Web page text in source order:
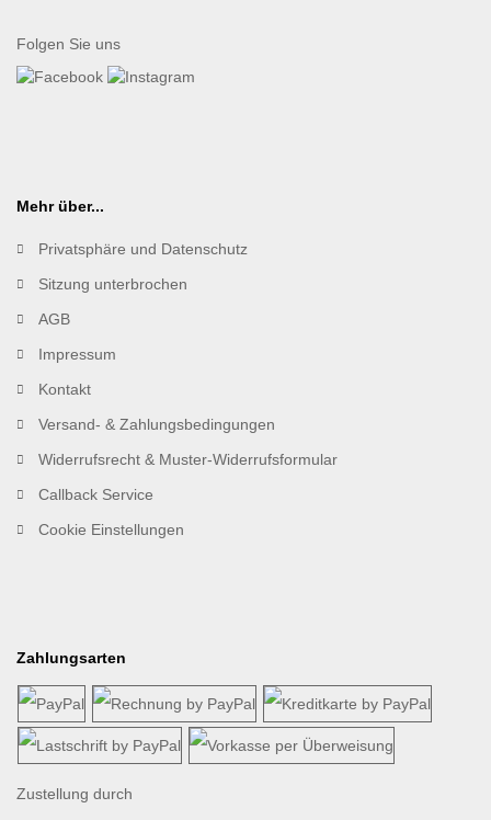
Folgen Sie uns
Mehr über...
Privatsphäre und Datenschutz
Sitzung unterbrochen
AGB
Impressum
Kontakt
Versand- & Zahlungsbedingungen
Widerrufsrecht & Muster-Widerrufsformular
Callback Service
Cookie Einstellungen
Zahlungsarten
Zustellung durch